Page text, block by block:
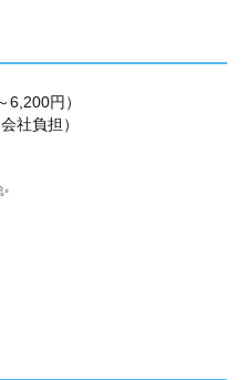
円）
社負担）